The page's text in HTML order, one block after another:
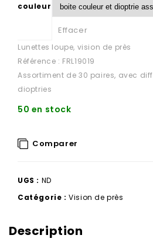
couleur
Effacer
Lunettes loupe, vision de près
Référence : FRL19019
Assortiment de 30 paires, avec
dioptries
50 en stock
Comparer
UGS : ND
Catégorie :Vision de près
Description